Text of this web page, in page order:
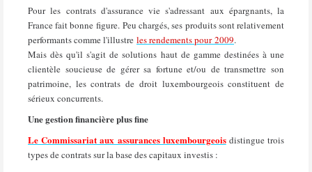
Pour les contrats d'assurance vie s'adressant aux épargnants, la
France fait bonne figure. Peu chargés, ses produits sont relativement
performants comme l'illustre les rendements pour 2009.
Mais dès qu'il s'agit de solutions haut de gamme destinées à une
clientèle soucieuse de gérer sa fortune et/ou de transmettre son
patrimoine, les contrats de droit luxembourgeois constituent de
sérieux concurrents.
Une gestion financière plus fine
Le Commissariat aux assurances luxembourgeoisdistingue trois
types de contrats sur la base des capitaux investis :